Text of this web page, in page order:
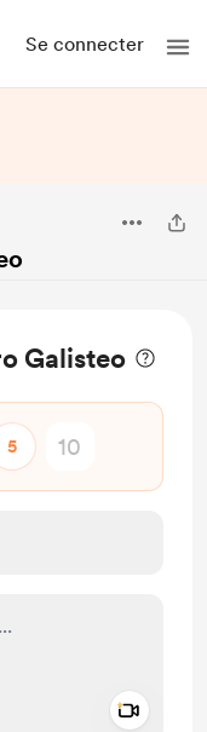
Se connecter
Galisteo
5